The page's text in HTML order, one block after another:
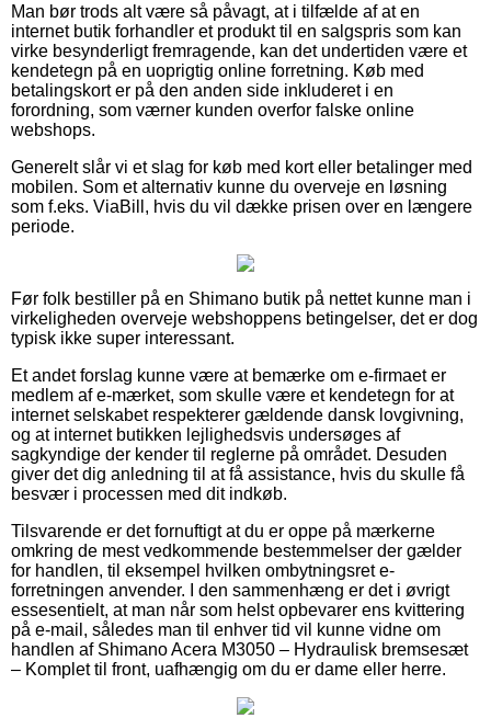
Man bør trods alt være så påvagt, at i tilfælde af at en
internet butik forhandler et produkt til en salgspris som kan
virke besynderligt fremragende, kan det undertiden være et
kendetegn på en uoprigtig online forretning. Køb med
betalingskort er på den anden side inkluderet i en
forordning, som værner kunden overfor falske online
webshops.
Generelt slår vi et slag for køb med kort eller betalinger med
mobilen. Som et alternativ kunne du overveje en løsning
som f.eks. ViaBill, hvis du vil dække prisen over en længere
periode.
Før folk bestiller på en Shimano butik på nettet kunne man i
virkeligheden overveje webshoppens betingelser, det er dog
typisk ikke super interessant.
Et andet forslag kunne være at bemærke om e-firmaet er
medlem af e-mærket, som skulle være et kendetegn for at
internet selskabet respekterer gældende dansk lovgivning,
og at internet butikken lejlighedsvis undersøges af
sagkyndige der kender til reglerne på området. Desuden
giver det dig anledning til at få assistance, hvis du skulle få
besvær i processen med dit indkøb.
Tilsvarende er det fornuftigt at du er oppe på mærkerne
omkring de mest vedkommende bestemmelser der gælder
for handlen, til eksempel hvilken ombytningsret e-
forretningen anvender. I den sammenhæng er det i øvrigt
essesentielt, at man når som helst opbevarer ens kvittering
på e-mail, således man til enhver tid vil kunne vidne om
handlen af Shimano Acera M3050 – Hydraulisk bremsesæt
– Komplet til front, uafhængig om du er dame eller herre.